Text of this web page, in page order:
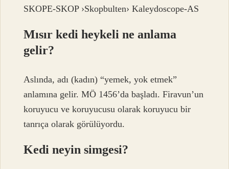
SKOPE-SKOP ›Skopbulten› Kaleydoscope-AS
Mısır kedi heykeli ne anlama
gelir?
Aslında, adı (kadın) “yemek, yok etmek”
anlamına gelir. MÖ 1456’da başladı. Firavun’un
koruyucu ve koruyucusu olarak koruyucu bir
tanrıça olarak görülüyordu.
Kedi neyin simgesi?